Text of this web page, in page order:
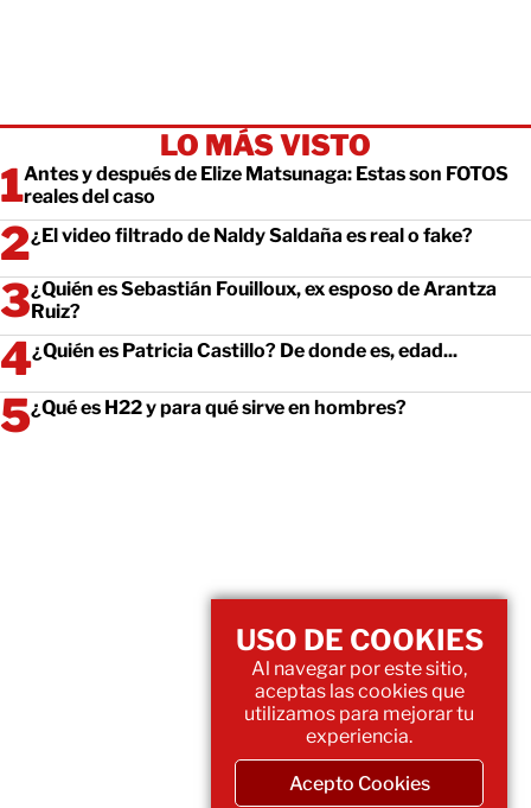
LO MÁS VISTO
Antes y después de Elize Matsunaga: Estas son FOTOS
reales del caso
¿El video filtrado de Naldy Saldaña es real o fake?
¿Quién es Sebastián Fouilloux, ex esposo de Arantza
Ruiz?
¿Quién es Patricia Castillo? De donde es, edad...
¿Qué es H22 y para qué sirve en hombres?
USO DE COOKIES
Al navegar por este sitio,
aceptas las cookies que
utilizamos para mejorar tu
experiencia.
Acepto Cookies